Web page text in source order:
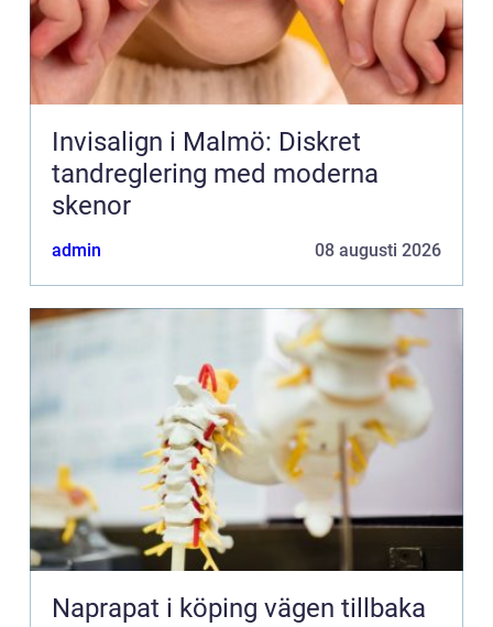
Invisalign i Malmö: Diskret
tandreglering med moderna
skenor
admin 08 augusti 2026
Naprapat i köping vägen tillbaka